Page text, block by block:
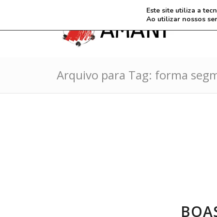
Arquivo para Tag: forma
Este site utiliza a
Ao utilizar nossos